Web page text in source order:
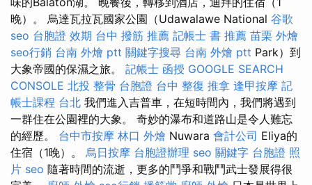
晚）。 烏達瓦拉瓦國家公園（Udawalawe National 谷歌
seo 台胞證 效期 台中 撥筋 推薦 記帳士 書 推薦 苗栗 外燴
seo行銷 台南 外燴 ptt 關鍵字搜尋 台南 外燴 ptt Park）到
大象帝國的保濕之旅。 記帳士 函授 GOOGLE SEARCH
CONSOLE 北投 整骨 台胞證 台中 整復 推拿 逢甲按摩 記
帳士課程 台北 我們進入吉普車，在短時間內，我們將遇到
一群住在公園裡的大象。 奇妙的瀑布和道路山是令人難忘
的經歷。 台中市按摩 林口 外燴 Nuwara 會計公司 Eliya的
住宿（1晚）。 烏日按摩 台胞證辦理 seo 關鍵字 台胞證 照
片 seo 隨著時間的流逝，更多的鬥爭和戰鬥武士發展得很